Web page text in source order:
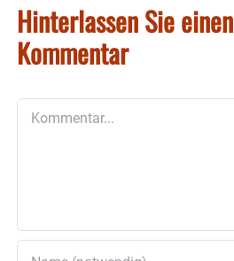
Hinterlassen Sie einen
Kommentar